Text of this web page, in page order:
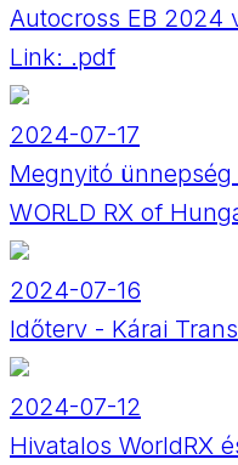
Autocross EB 2024
Link: .pdf
2024-07-17
Megnyitó
WORLD RX of
2024-07-16
Időterv - Kárai
2024-07-12
Hivatalos WorldRX